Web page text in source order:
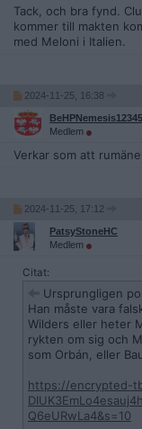
Tack, och bra fynd.
kommer till makten
med Meloni i Italien.
2024-11-25, 16:38
Medlem
Verkar som att
2024-11-25, 17:12
PatsyStoneHC
Medlem
Citat:
Ursprungligen
Han måste vara
Wilders eller heter
rykten om sig och
som Orbán, eller
https://encrypted-
Q6eURwLa4&s=10